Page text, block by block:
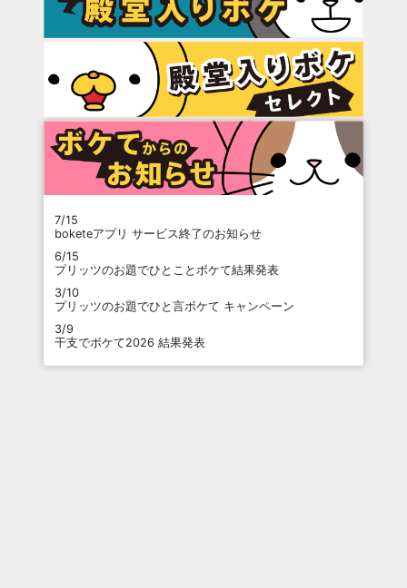
7/15
boketeアプリ サービス終了のお知らせ
6/15
プリッツのお題でひとことボケて結果発表
3/10
プリッツのお題でひと言ボケて キャンペーン
3/9
干支でボケて2026 結果発表